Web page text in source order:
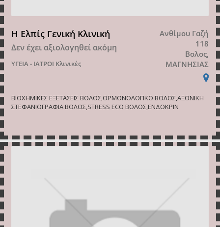
Η Ελπίς Γενική Κλινική
Δεν έχει αξιολογηθεί ακόμη
ΥΓΕΙΑ - ΙΑΤΡΟΙ Κλινικές
Ανθίμου Γαζή
118
Βολος,
ΜΑΓΝΗΣΙΑΣ
ΒΙΟΧΗΜΙΚΕΣ ΕΞΕΤΑΣΕΙΣ ΒΟΛΟΣ,ΟΡΜΟΝΟΛΟΓΙΚΟ ΒΟΛΟΣ,ΑΞΟΝΙΚΗ
ΣΤΕΦΑΝΙΟΓΡΑΦΙΑ ΒΟΛΟΣ,STRESS ECO ΒΟΛΟΣ,ΕΝΔΟΚΡΙΝ